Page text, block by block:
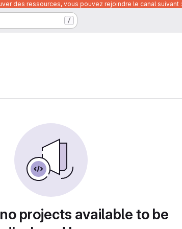
des ressources, vous pouvez rejoindre le canal suivant :
/
projects available to be